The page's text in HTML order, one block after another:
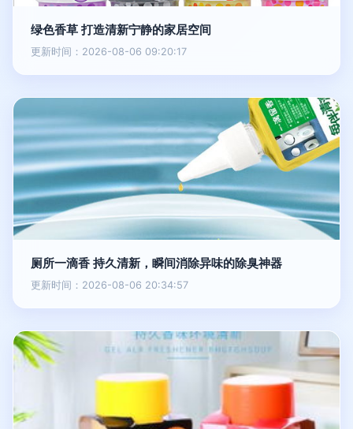
绿色香草 打造清新宁静的家居空间
更新时间：2026-08-06 09:20:17
厕所一滴香 持久清新，瞬间消除异味的除臭神器
更新时间：2026-08-06 20:34:57